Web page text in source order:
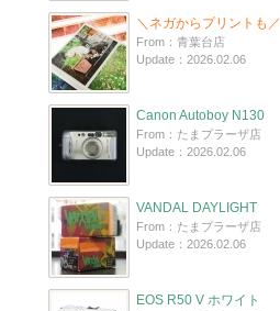
＼ネガからプリントも／
From：青葉台店
Update：2026.02.06
Canon Autoboy N130
From：たまプラーザ店
Update：2026.02.06
VANDAL DAYLIGHT
From：たまプラーザ店
Update：2026.02.06
EOS R50 V ホワイト